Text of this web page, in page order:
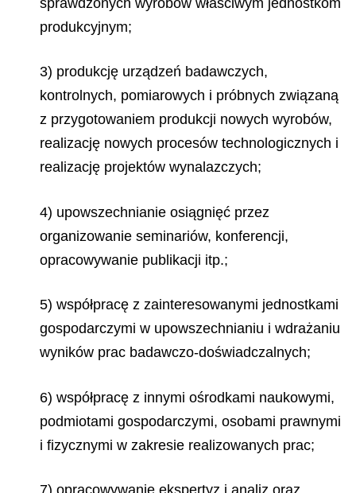
produkcyjnym;
3) produkcję urządzeń badawczych,
kontrolnych, pomiarowych i próbnych związaną
z przygotowaniem produkcji nowych wyrobów,
realizację nowych procesów technologicznych i
realizację projektów wynalazczych;
4) upowszechnianie osiągnięć przez
organizowanie seminariów, konferencji,
opracowywanie publikacji itp.;
5) współpracę z zainteresowanymi jednostkami
gospodarczymi w upowszechnianiu i wdrażaniu
wyników prac badawczo-doświadczalnych;
6) współpracę z innymi ośrodkami naukowymi,
podmiotami gospodarczymi, osobami prawnymi
i fizycznymi w zakresie realizowanych prac;
7) opracowywanie ekspertyz i analiz oraz